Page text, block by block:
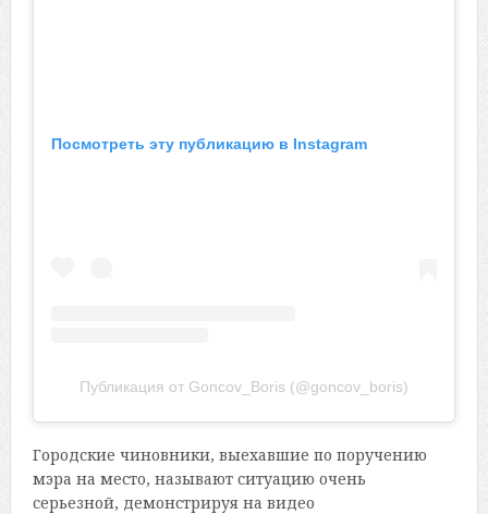
Посмотреть эту публикацию в Instagram
Публикация от Goncov_Boris (@goncov_boris)
Городские чиновники, выехавшие по поручению
мэра на место, называют ситуацию очень
серьезной, демонстрируя на видео